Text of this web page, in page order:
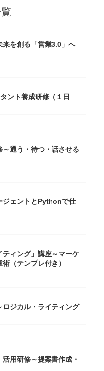
来を創る「営業3.0」へ
ント養成研修（１日
通う・待つ・話させる
ジェントとPythonで仕
ィング」講座～マーケ
（テンプレ付き）
ジカル・ライティング
活用研修～提案書作成・